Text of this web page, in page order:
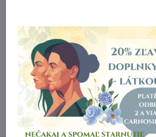
Good Manufacturing Practises -
OBJEDNÁVKY A
0903 163 934